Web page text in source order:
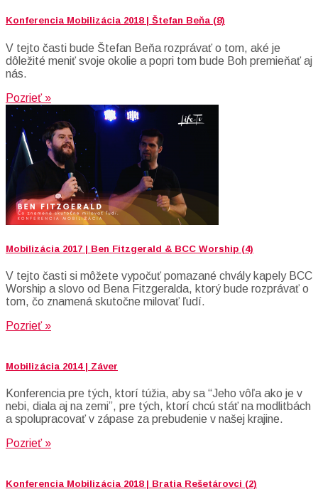
Konferencia Mobilizácia 2018 | Štefan Beňa (8)
V tejto časti bude Štefan Beňa rozprávať o tom, aké je
dôležité meniť svoje okolie a popri tom bude Boh premieňať aj
nás.
Pozrieť »
Mobilizácia 2017 | Ben Fitzgerald & BCC Worship (4)
V tejto časti si môžete vypočuť pomazané chvály kapely BCC
Worship a slovo od Bena Fitzgeralda, ktorý bude rozprávať o
tom, čo znamená skutočne milovať ľudí.
Pozrieť »
Mobilizácia 2014 | Záver
Konferencia pre tých, ktorí túžia, aby sa “Jeho vôľa ako je v
nebi, diala aj na zemi”, pre tých, ktorí chcú stáť na modlitbách
a spolupracovať v zápase za prebudenie v našej krajine.
Pozrieť »
Konferencia Mobilizácia 2018 | Bratia Rešetárovci (2)